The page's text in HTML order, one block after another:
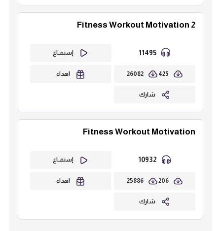
Fitness Workout Motivation 2
إستمــاع
425
26082 اهداء
شارك
Fitness Workout Motivation
إستمــاع
206
25886 اهداء
شارك